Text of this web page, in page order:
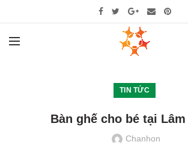
TIN TỨC
Bàn ghế cho bé tại
Chanhon